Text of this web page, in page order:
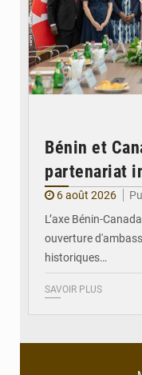
Bénin et
partenariat
6 août 2026
L’axe Bénin-
ouverture
historiques…
SAVOIR PLUS